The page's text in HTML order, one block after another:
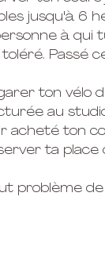
jusqu'à 6
à qui
Passé
ton vélo
au
acheté ton
ta place
problème